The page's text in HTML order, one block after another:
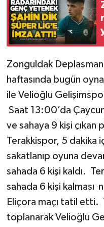
Zonguldak
haftasında bugün
ile Velioğlu Gelişimspor
Saat 13:00’da
ve sahaya 9 kişi çıkan
Terakkispor, 5 dakika
sakatlanıp oyuna
sahada 6 kişi kaldı.
sahada 6 kişi kalması
Eliçora maçı tatil etti.
toplanarak Velioğlu
Gökçebey
İş ilanı
Kilimli
Kültür - Sanat
MAGAZİN
Resmi İlan